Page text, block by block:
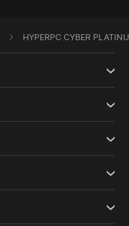
HYPERPC CYBER